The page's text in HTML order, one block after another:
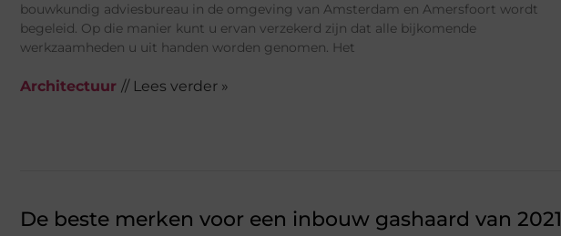
bouwkundig adviesbureau in de omgeving van Amsterdam en Amersfoort wordt
begeleid. Op die manier kunt u ervan verzekerd zijn dat alle bijkomende
werkzaamheden u uit handen worden genomen. Het
Architectuur // Lees verder »
De beste merken voor een inbouw gashaard van 2021